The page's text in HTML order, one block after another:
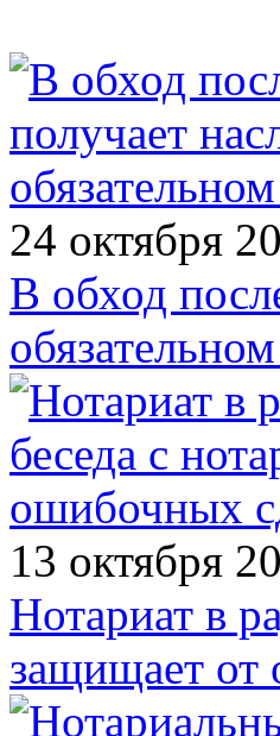
24 октября
В обход
13 октября
Нотариат в
защищает от